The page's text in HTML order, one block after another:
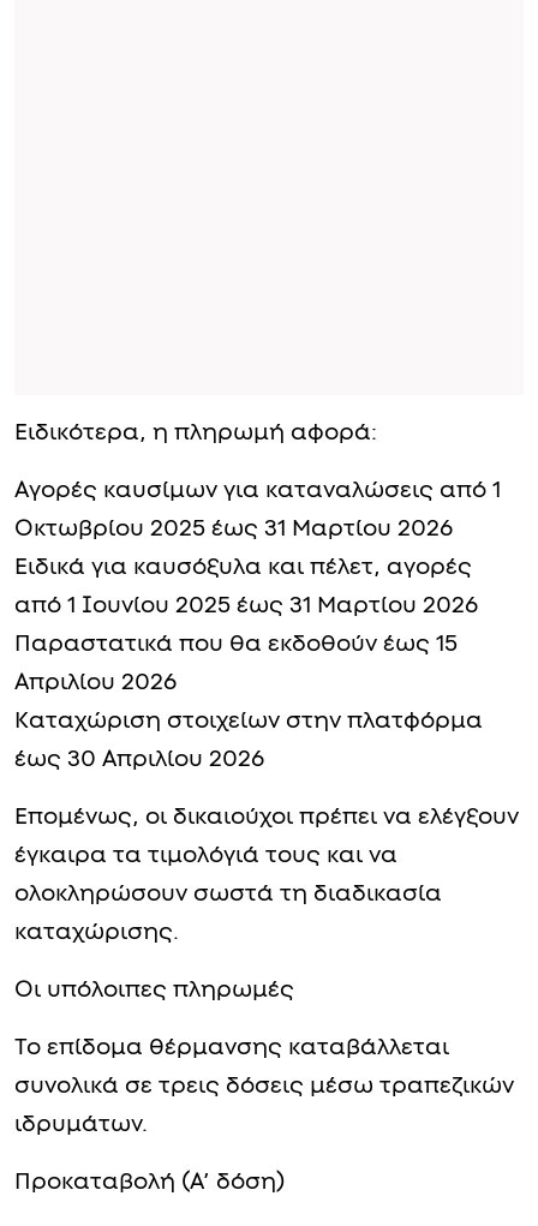
Ειδικότερα, η πληρωμή αφορά:
Αγορές καυσίμων για καταναλώσεις από 1
Οκτωβρίου 2025 έως 31 Μαρτίου 2026
Ειδικά για καυσόξυλα και πέλετ, αγορές
από 1 Ιουνίου 2025 έως 31 Μαρτίου 2026
Παραστατικά που θα εκδοθούν έως 15
Απριλίου 2026
Καταχώριση στοιχείων στην πλατφόρμα
έως 30 Απριλίου 2026
Επομένως, οι δικαιούχοι πρέπει να ελέγξουν
έγκαιρα τα τιμολόγιά τους και να
ολοκληρώσουν σωστά τη διαδικασία
καταχώρισης.
Οι υπόλοιπες πληρωμές
Το επίδομα θέρμανσης καταβάλλεται
συνολικά σε τρεις δόσεις μέσω τραπεζικών
ιδρυμάτων.
Προκαταβολή (Α’ δόση)